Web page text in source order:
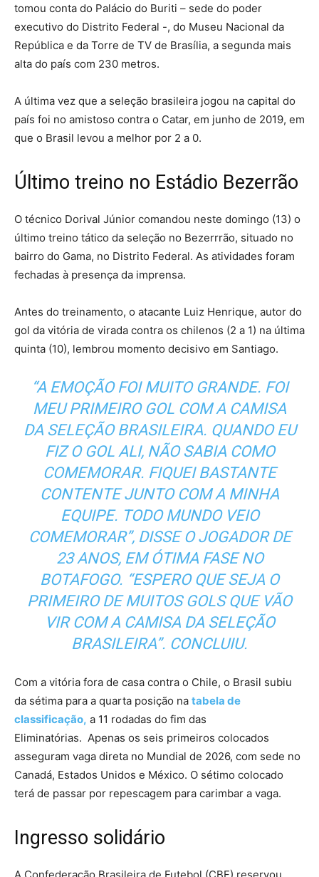
tomou conta do Palácio do Buriti – sede do poder
executivo do Distrito Federal -, do Museu Nacional da
República e da Torre de TV de Brasília, a segunda mais
alta do país com 230 metros.
A última vez que a seleção brasileira jogou na capital do
país foi no amistoso contra o Catar, em junho de 2019, em
que o Brasil levou a melhor por 2 a 0.
Último treino no Estádio Bezerrão
O técnico Dorival Júnior comandou neste domingo (13) o
último treino tático da seleção no Bezerrrão, situado no
bairro do Gama, no Distrito Federal. As atividades foram
fechadas à presença da imprensa.
Antes do treinamento, o atacante Luiz Henrique, autor do
gol da vitória de virada contra os chilenos (2 a 1) na última
quinta (10), lembrou momento decisivo em Santiago.
“A EMOÇÃO FOI MUITO GRANDE. FOI
MEU PRIMEIRO GOL COM A CAMISA
DA SELEÇÃO BRASILEIRA. QUANDO EU
FIZ O GOL ALI, NÃO SABIA COMO
COMEMORAR. FIQUEI BASTANTE
CONTENTE JUNTO COM A MINHA
EQUIPE. TODO MUNDO VEIO
COMEMORAR”, DISSE O JOGADOR DE
23 ANOS, EM ÓTIMA FASE NO
BOTAFOGO. “ESPERO QUE SEJA O
PRIMEIRO DE MUITOS GOLS QUE VÃO
VIR COM A CAMISA DA SELEÇÃO
BRASILEIRA”. CONCLUIU.
Com a vitória fora de casa contra o Chile, o Brasil subiu
da sétima para a quarta posição na tabela de
classificação, a 11 rodadas do fim das
Eliminatórias. Apenas os seis primeiros colocados
asseguram vaga direta no Mundial de 2026, com sede no
Canadá, Estados Unidos e México. O sétimo colocado
terá de passar por repescagem para carimbar a vaga.
Ingresso solidário